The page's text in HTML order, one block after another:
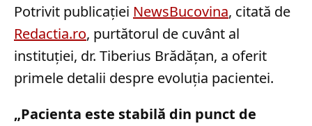
Potrivit publicației NewsBucovina, citată de
Redactia.ro, purtătorul de cuvânt al
instituției, dr. Tiberius Brădățan, a oferit
primele detalii despre evoluția pacientei.
„Pacienta este stabilă din punct de